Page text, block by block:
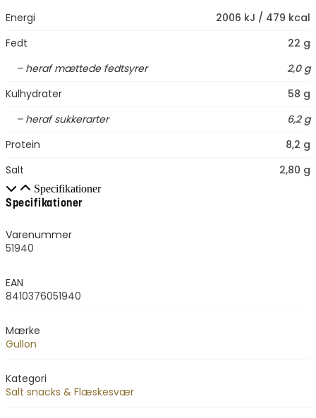
Energi
2006 kJ / 479 kcal
Fedt
22 g
– heraf mættede fedtsyrer
2,0 g
Kulhydrater
58 g
– heraf sukkerarter
6,2 g
Protein
8,2 g
Salt
2,80 g
Specifikationer
Specifikationer
Varenummer
51940
EAN
8410376051940
Mærke
Gullon
Kategori
Salt snacks & Flæskesvær